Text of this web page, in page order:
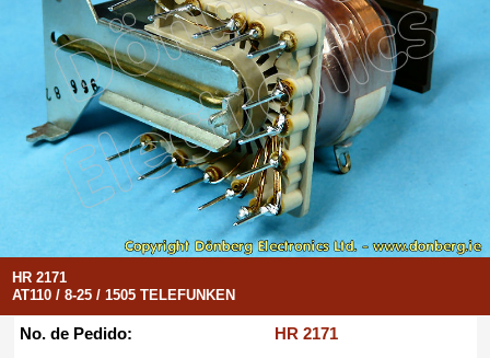
HR 2171
AT110 / 8-25 / 1505 TELEFUNKEN
No. de Pedido:
HR 2171